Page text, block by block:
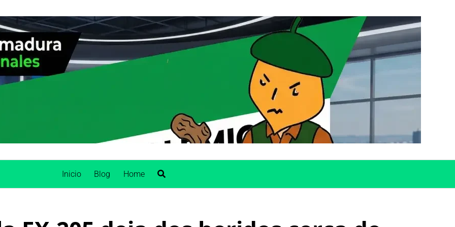
Inicio Blog Home